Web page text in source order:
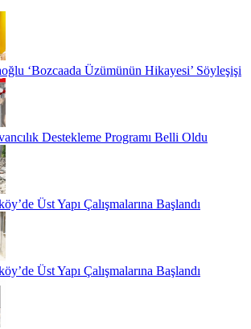
‘Bozcaada Üzümünün Hikayesi’ Söyleşişi
Destekleme Programı Belli Oldu
Üst Yapı Çalışmalarına Başlandı
Üst Yapı Çalışmalarına Başlandı